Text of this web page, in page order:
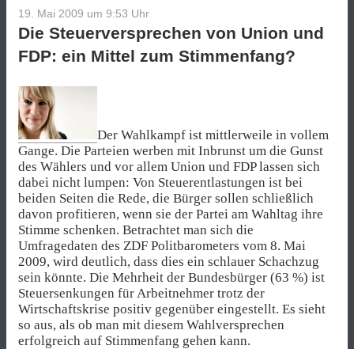
19. Mai 2009 um 9:53 Uhr
Die Steuerversprechen von Union und
FDP: ein Mittel zum Stimmenfang?
Der Wahlkampf ist mittlerweile in vollem
Gange. Die Parteien werben mit Inbrunst um die Gunst
des Wählers und vor allem Union und FDP lassen sich
dabei nicht lumpen: Von Steuerentlastungen ist bei
beiden Seiten die Rede, die Bürger sollen schließlich
davon profitieren, wenn sie der Partei am Wahltag ihre
Stimme schenken. Betrachtet man sich die
Umfragedaten des ZDF Politbarometers vom 8. Mai
2009, wird deutlich, dass dies ein schlauer Schachzug
sein könnte. Die Mehrheit der Bundesbürger (63 %) ist
Steuersenkungen für Arbeitnehmer trotz der
Wirtschaftskrise positiv gegenüber eingestellt. Es sieht
so aus, als ob man mit diesem Wahlversprechen
erfolgreich auf Stimmenfang gehen kann.